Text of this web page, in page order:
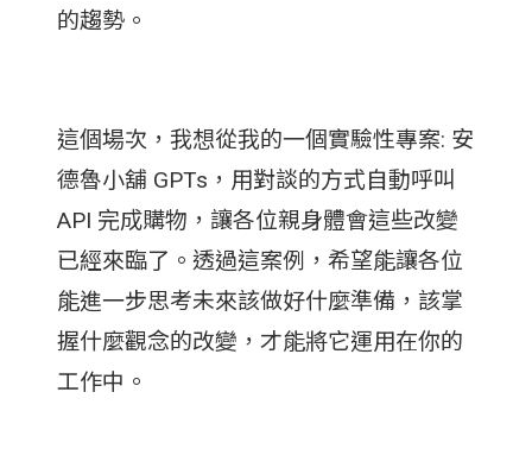
的趨勢。
這個場次，我想從我的一個實驗性專案: 安
德魯小舖 GPTs，用對談的方式自動呼叫
API 完成購物，讓各位親身體會這些改變
已經來臨了。透過這案例，希望能讓各位
能進一步思考未來該做好什麼準備，該掌
握什麼觀念的改變，才能將它運用在你的
工作中。